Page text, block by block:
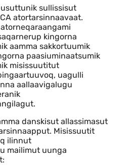
sullissisut
atortarsinnaavaat.
kingorna
aamma sakkortuumik
paasiuminaatsumik
misissuutitut
uagulli
aallaavigalugu
danskisut allassimasut
Misissuutit
ilinnut
mailimut uunga